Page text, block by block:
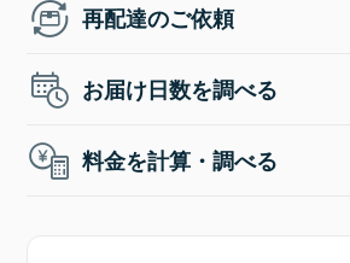
再配達のご依頼
お届け日数を調べる
料金を計算・調べる